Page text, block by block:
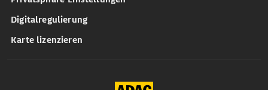
Digitalregulierung
Karte lizenzieren